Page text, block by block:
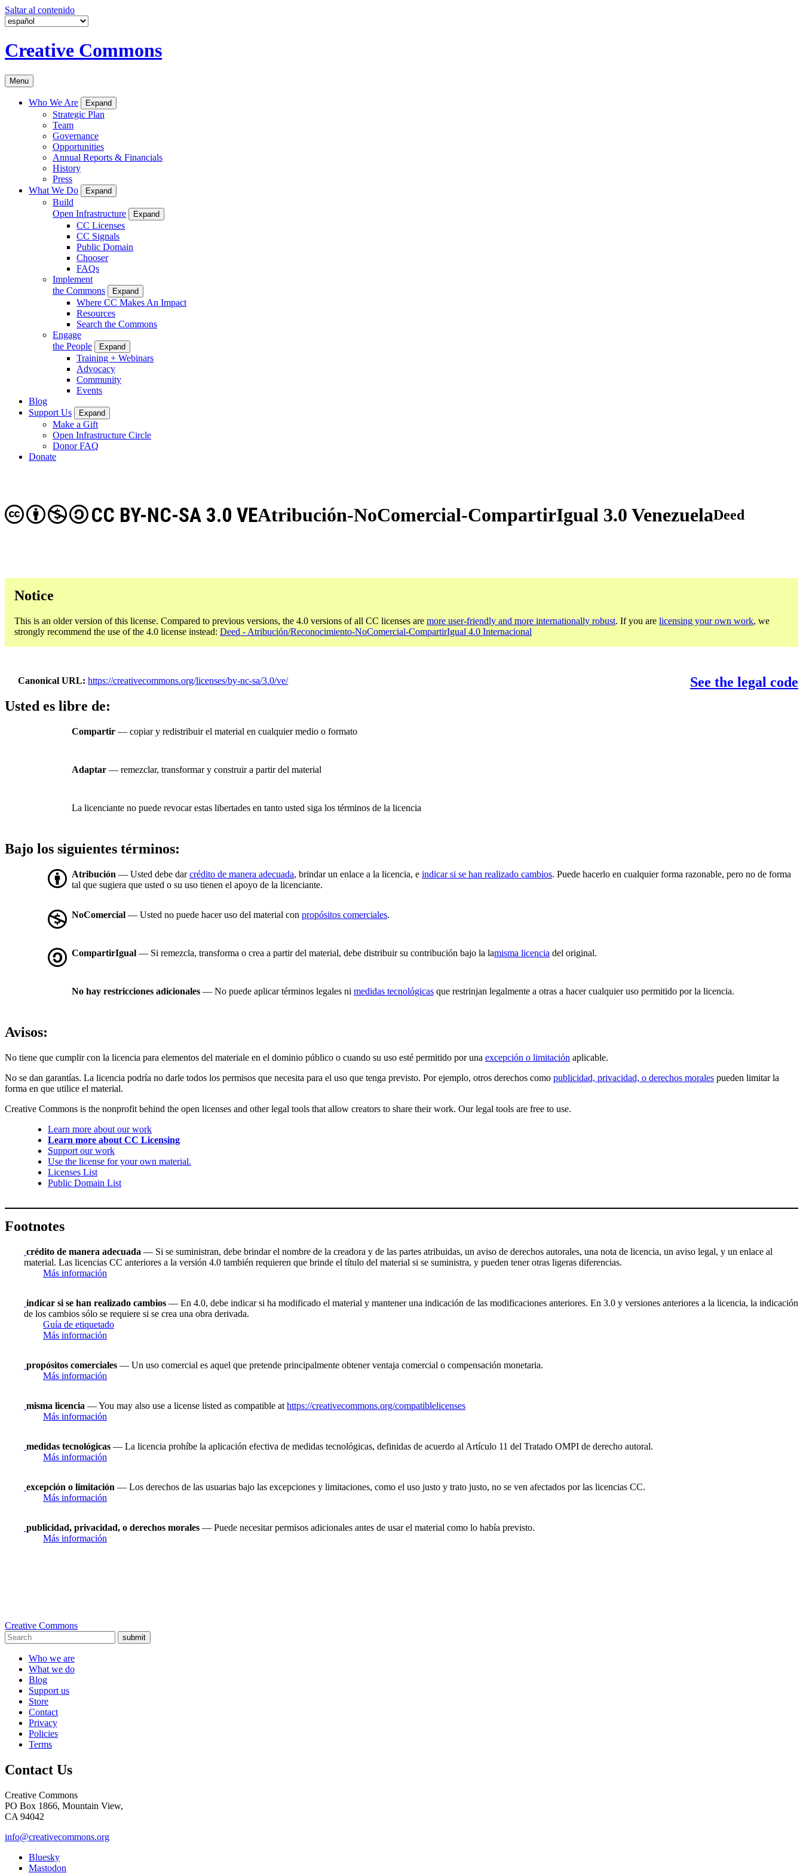
Saltar al contenido
Creative Commons
Menu
Who We Are Expand
Strategic Plan
Team
Governance
Opportunities
Annual Reports & Financials
History
Press
What We Do
Expand
Build
Open Infrastructure
Expand
CC Licenses
CC Signals
Public Domain
Chooser
FAQs
Implement
the Commons
Expand
Where CC Makes An Impact
Resources
Search the Commons
Engage
the People
Expand
Training + Webinars
Advocacy
Community
Events
Blog
Support Us
Expand
Make a Gift
Open Infrastructure Circle
Donor FAQ
Donate
Atribución-NoComercial-CompartirIgual 3.0 Venezuela
CC BY-NC-SA 3.0 VE Deed
Notice
This is an older version of this license. Compared to previous versions, the 4.0 versions of all CC licenses are more user-friendly and more internationally robust. If you are licensing your own work, we
strongly recommend the use of the 4.0 license instead: Deed - Atribución/Reconocimiento-NoComercial-CompartirIgual 4.0 Internacional
Canonical URL https://creativecommons.org/licenses/by-nc-sa/3.0/ve/
See the legal code
Usted es libre de:
Compartir — copiar y redistribuir el material en cualquier medio o formato
Adaptar — remezclar, transformar y construir a partir del material
La licenciante no puede revocar estas libertades en tanto usted siga los términos de la licencia
Bajo los siguientes términos:
Atribución — Usted debe darcrédito de manera adecuada, brindar un enlace a la licencia, e indicar si se han realizado cambios. Puede hacerlo en cualquier forma razonable, pero no de forma
tal que sugiera que usted o su uso tienen el apoyo de la licenciante.
NoComercial — Usted no puede hacer uso del material con propósitos comerciales.
CompartirIgual — Si remezcla, transforma o crea a partir del material, debe distribuir su contribución bajo la lamisma licencia del original.
No hay restricciones adicionales — No puede aplicar términos legales ni medidas tecnológicas que restrinjan legalmente a otras a hacer cualquier uso permitido por la licencia.
Avisos:
No tiene que cumplir con la licencia para elementos del materiale en el dominio público o cuando su uso esté permitido por una excepción o limitación aplicable.
No se dan garantías. La licencia podría no darle todos los permisos que necesita para el uso que tenga previsto. Por ejemplo, otros derechos como publicidad, privacidad, o derechos morales pueden limitar la
forma en que utilice el material.
Creative Commons is the nonprofit behind the open licenses and other legal tools that allow creators to share their work. Our legal tools are free to use.
Learn more about our work
Learn more about CC Licensing
Support our work
Use the license for your own material.
Licenses List
Public Domain List
Footnotes
crédito de manera adecuada — Si se suministran, debe brindar el nombre de la creadora y de las partes atribuidas, un aviso de derechos autorales, una nota de licencia, un aviso legal, y un enlace al
material. Las licencias CC anteriores a la versión 4.0 también requieren que brinde el título del material si se suministra, y pueden tener otras ligeras diferencias.
Más información
indicar si se han realizado cambios — En 4.0, debe indicar si ha modificado el material y mantener una indicación de las modificaciones anteriores. En 3.0 y versiones anteriores a la licencia, la indicación
de los cambios sólo se requiere si se crea una obra derivada.
Guía de etiquetado
Más información
propósitos comerciales — Un uso comercial es aquel que pretende principalmente obtener ventaja comercial o compensación monetaria.
Más información
misma licencia — You may also use a license listed as compatible at https://creativecommons.org/compatiblelicenses
Más información
medidas tecnológicas — La licencia prohíbe la aplicación efectiva de medidas tecnológicas, definidas de acuerdo al Artículo 11 del Tratado OMPI de derecho autoral.
Más información
excepción o limitación — Los derechos de las usuarias bajo las excepciones y limitaciones, como el uso justo y trato justo, no se ven afectados por las licencias CC.
Más información
publicidad, privacidad, o derechos morales — Puede necesitar permisos adicionales antes de usar el material como lo había previsto.
Más información
Creative Commons
submit
Who we are
What we do
Blog
Support us
Store
Contact
Privacy
Policies
Terms
Contact Us
Creative Commons
PO Box 1866, Mountain View,
CA 94042
info@creativecommons.org
Bluesky
Mastodon